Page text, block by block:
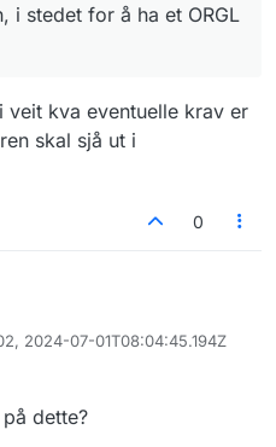
i stedet for å ha et ORGL
veit kva eventuelle krav er
skal sjå ut i
0
2024-07-01T08:04:45.194Z
dette?